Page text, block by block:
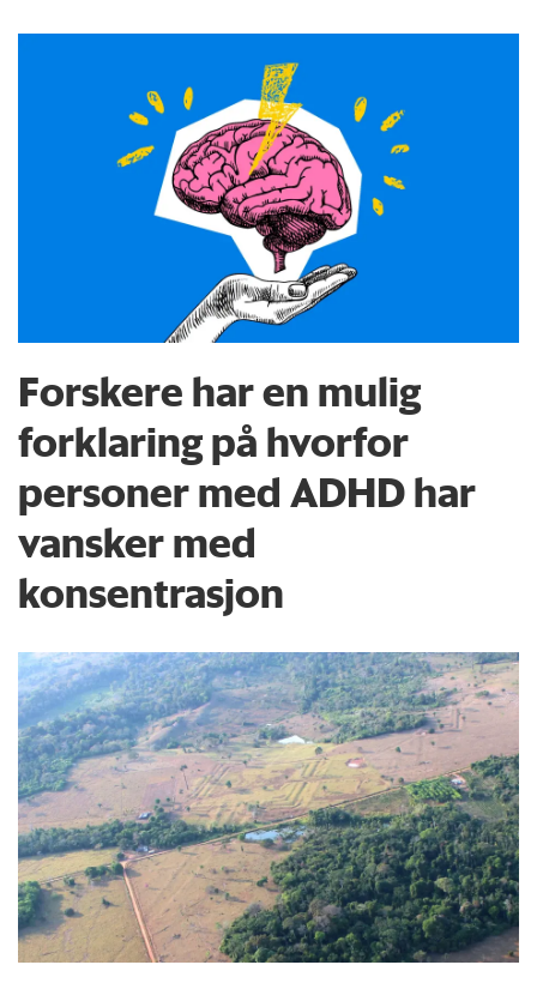
Forskere har en mulig
forklaring på hvorfor
personer med ADHD har
vansker med
konsentrasjon